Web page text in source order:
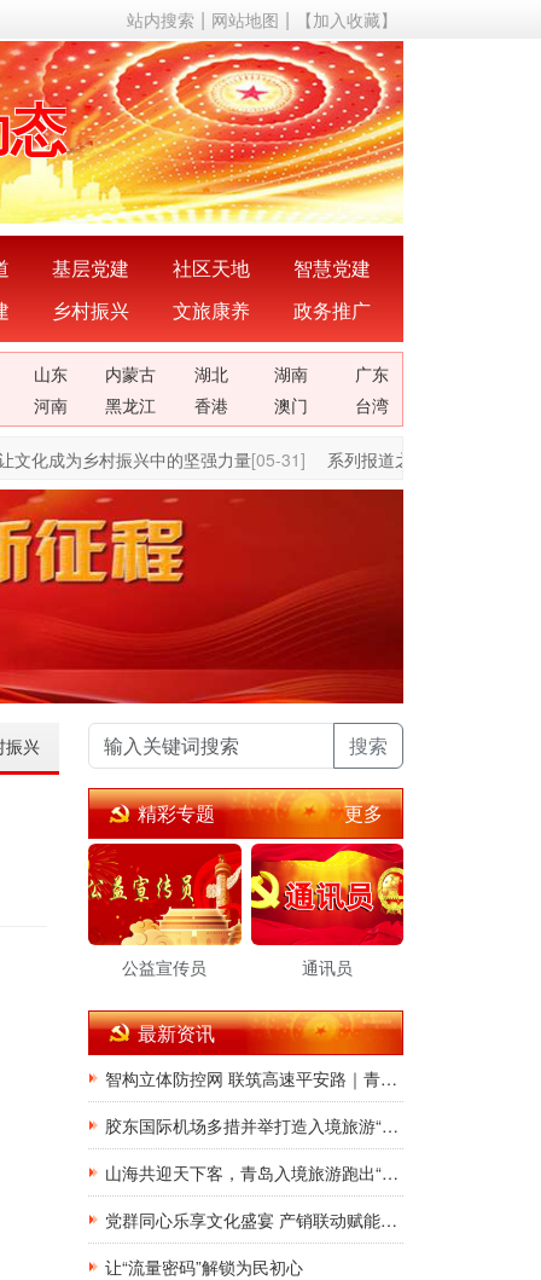
站内搜索 网站地图 【加入收藏】
基层党建 社区天地
智慧党建
乡村振兴 文旅康养 政务推广
山东 内蒙古 湖北 湖南
广东
河南
黑龙江 香港 澳门 台湾
为乡村振兴中的坚强力量[05-31] 系列报道之一||重庆海龙村：党
振兴 搜索
精彩专题 更多
公益宣传员 通讯员
最新资讯
智构立体防控网 联筑高速平安路｜青岛公安交管董胶高速大队深耕交通治理提质增效
胶东国际机场多措并举打造入境旅游“第一窗口”九项举措精准发力，助力青岛建设国际滨海旅游度假胜地
山海共迎天下客，青岛入境旅游跑出“加速度”，向世界发出“青春之约”
党群同心乐享文化盛宴 产销联动赋能乡村振兴
让“流量密码”解锁为民初心